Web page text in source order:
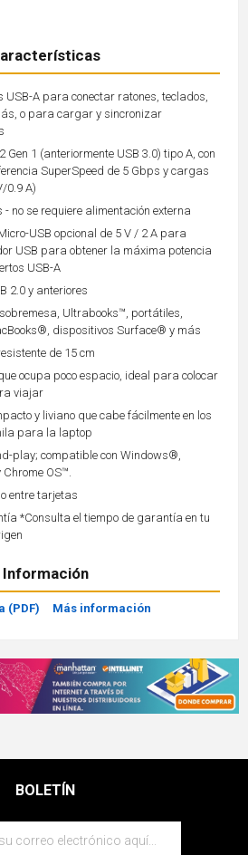
USB-A para conectar ratones, teclados,
o para cargar y sincronizar
Gen 1 (anteriormente USB 3.0) tipo A, con
SuperSpeed de 5 Gbps y cargas
0.9 A)
no se requiere alimentación externa
USB opcional de 5 V / 2 A para
USB para obtener la máxima potencia
USB-A
2.0 y anteriores
Ultrabooks™, portátiles,
dispositivos Surface® y más
de 15 cm
ocupa poco espacio, ideal para colocar
viajar
y liviano que cabe fácilmente en los
para la laptop
play; compatible con Windows®,
OS™.
entre tarjetas
*Consulta el tiempo de garantía en tu
Información
(PDF) Más información
BOLETÍN